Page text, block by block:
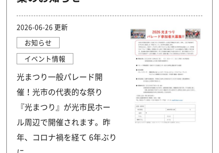
2026-06-26 更新
お知らせ
イベント情報
光まつり一般パレード開
催！光市の代表的な祭り
『光まつり』が光市民ホー
ル周辺で開催されます。昨
年、コロナ禍を経て 6年ぶり